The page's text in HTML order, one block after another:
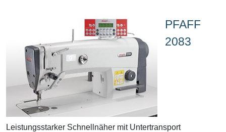
PFAFF
2083
Leistungsstarker Schnellnäher mit Untertransport